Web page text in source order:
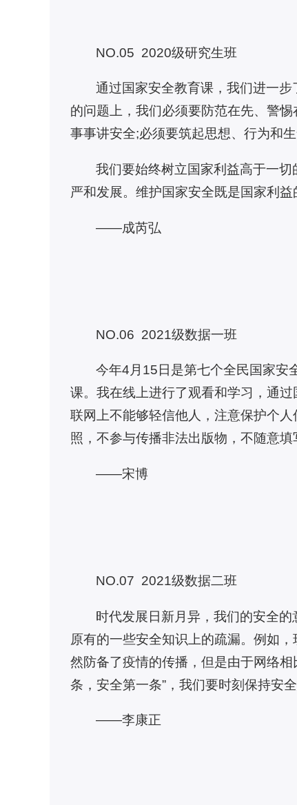
NO.05 2020级研究生班
通过国家安全教育课，我们进一
的问题上，我们必须要防范在先、警
事事讲安全;必须要筑起思想、行为和生
我们要始终树立国家利益高于一
严和发展。维护国家安全既是国家利益
——成芮弘
NO.06 2021级数据一班
今年4月15日是第七个全民国家安
课。我在线上进行了观看和学习，通
联网上不能够轻信他人，注意保护个
照，不参与传播非法出版物，不随意
——宋博
NO.07 2021级数据二班
时代发展日新月异，我们的安全
原有的一些安全知识上的疏漏。例如
然防备了疫情的传播，但是由于网络
条，安全第一条”，我们要时刻保持安全
——李康正